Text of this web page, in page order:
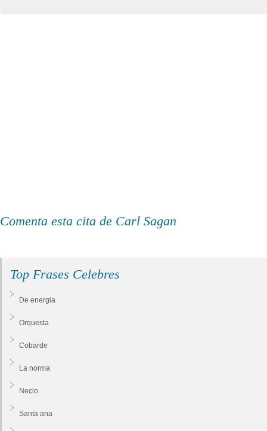
Comenta esta cita de Carl Sagan
Top Frases Celebres
De energia
Orquesta
Cobarde
La norma
Necio
Santa ana